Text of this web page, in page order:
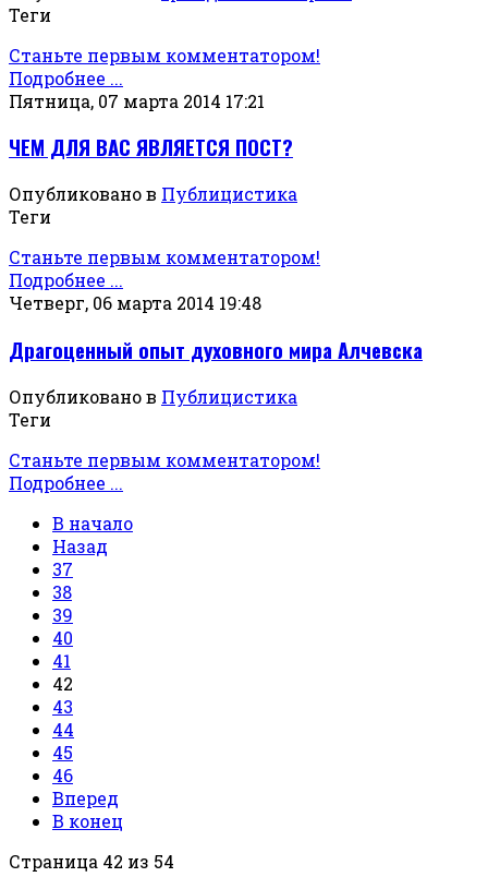
Теги
Станьте первым комментатором!
Подробнее ...
Пятница, 07 марта 2014 17:21
ЧЕМ ДЛЯ ВАС ЯВЛЯЕТСЯ ПОСТ?
Опубликовано в Публицистика
Теги
Станьте первым комментатором!
Подробнее ...
Четверг, 06 марта 2014 19:48
Драгоценный опыт духовного мира Алчевска
Опубликовано в Публицистика
Теги
Станьте первым комментатором!
Подробнее ...
В начало
Назад
37
38
39
40
41
42
43
44
45
46
Вперед
В конец
Страница 42 из 54